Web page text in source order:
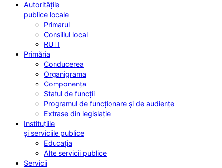
Autoritățile
publice locale
Primarul
Consiliul local
RUTI
Primăria
Conducerea
Organigrama
Componența
Statul de funcții
Programul de funcționare și de audiențe
Extrase din legislație
Instituțiile
și serviciile publice
Educația
Alte servicii publice
Servicii